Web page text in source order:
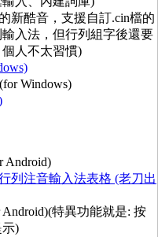
新酷音，支援自訂.cin檔的
入法，但行列組字後還要
人不太習慣)
Windows)
Android)
列注音輸入法表格 (老刀出
Android)(特異功能就是: 按
)